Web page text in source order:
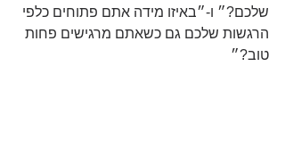
שלכם?״ ו-״באיזו מידה אתם פתוחים כלפי
הרגשות שלכם גם כשאתם מרגישים פחות
טוב?״